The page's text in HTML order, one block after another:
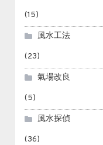
(15)
風水工法
(23)
氣場改良
(5)
風水探偵
(36)